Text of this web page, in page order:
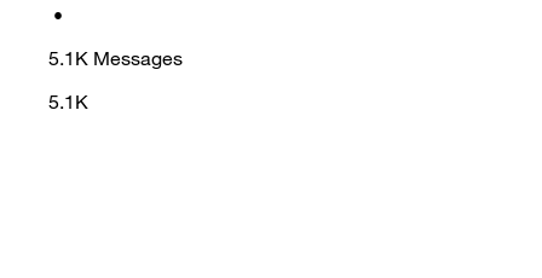
•
5.1K Messages
5.1K